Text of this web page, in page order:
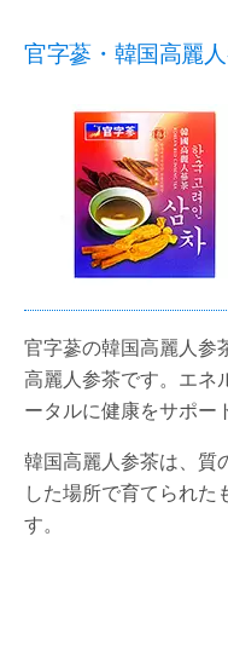
官字蔘・韓国高麗
官字蔘の韓国高麗人参
高麗人参茶です。エネ
ータルに健康をサポー
韓国高麗人参茶は、質
した場所で育てられ
す。